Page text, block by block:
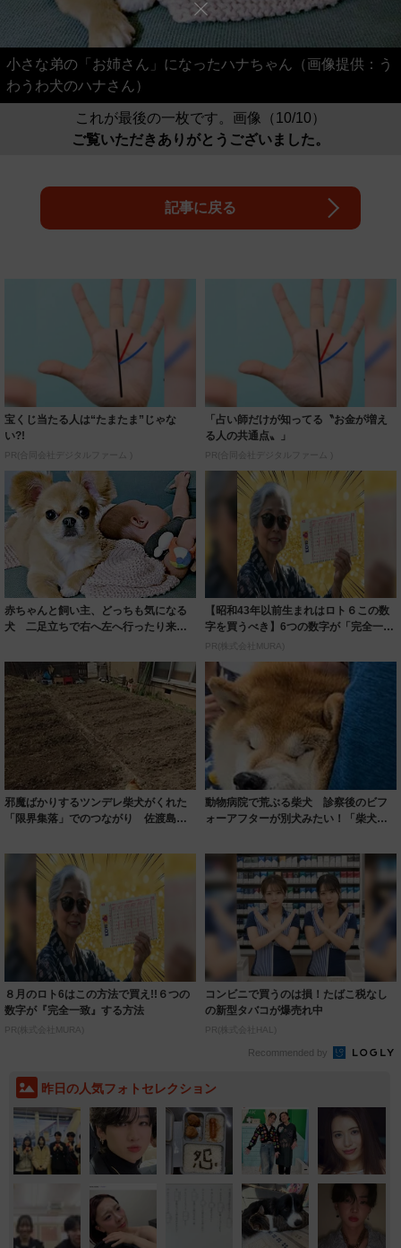
小さな弟の「お姉さん」になったハナちゃん（画像提供：う
わうわ犬のハナさん）
これが最後の一枚です。画像（10/10）
ご覧いただきありがとうございました。
記事に戻る
宝くじ当たる人は“たまたま”じゃな
い?!
PR(合同会社デジタルファーム )
「占い師だけが知ってる〝お金が増え
る人の共通点〟」
PR(合同会社デジタルファーム )
赤ちゃんと飼い主、どっちも気になる
犬 二足立ちで右へ左へ行ったり来た
【昭和43年以前生まれはロト６この数
字を買うべき】6つの数字が「完全一
致」する方...
PR(株式会社MURA)
邪魔ばかりするツンデレ柴犬がくれた
「限界集落」でのつながり 佐渡島の
動物病院で荒ぶる柴犬 診察後のビフ
ォーアフターが別犬みたい！「柴犬
８月のロト6はこの方法で買え!!６つの
数字が『完全一致』する方法
PR(株式会社MURA)
コンビニで買うのは損！たばこ税なし
の新型タバコが爆売れ中
PR(株式会社HAL)
Recommended by
昨日の人気フォトセレクション